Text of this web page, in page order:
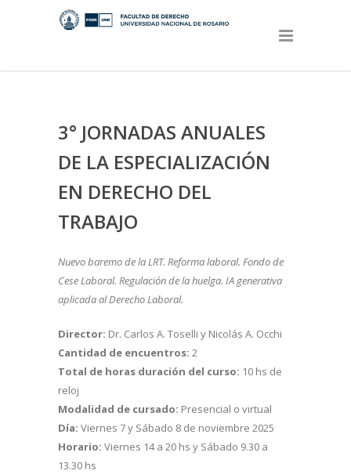
3° JORNADAS ANUALES
DE LA ESPECIALIZACIÓN
EN DERECHO DEL
TRABAJO
Nuevo baremo de la LRT. Reforma laboral. Fondo de
Cese Laboral. Regulación de la huelga. IA generativa
aplicada al Derecho Laboral.
Director: Dr. Carlos A. Toselli y Nicolás A. Occhi
Cantidad de encuentros: 2
Total de horas duración del curso: 10 hs de
reloj
Modalidad de cursado: Presencial o virtual
Día: Viernes 7 y Sábado 8 de noviembre 2025
Horario: Viernes 14 a 20 hs y Sábado 9.30 a
13.30 hs